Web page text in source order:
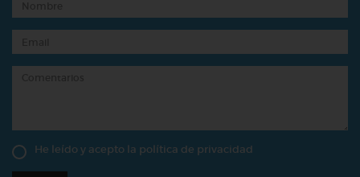
He leído y acepto la política de privacidad